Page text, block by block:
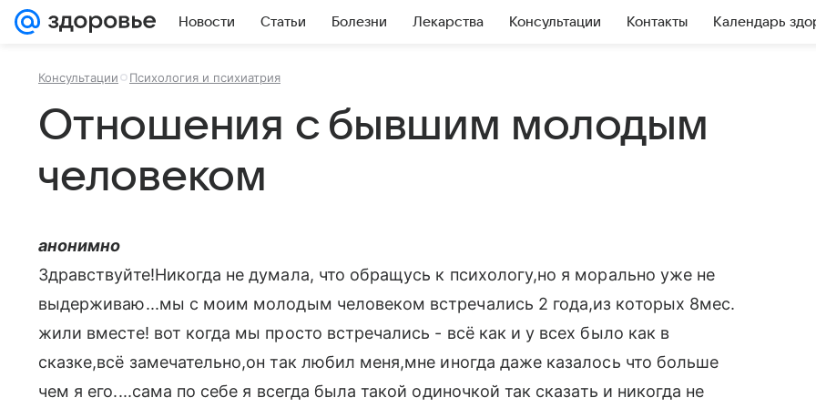
Новости Статьи Болезни Лекарства Консультации Контакты Календарь
Консультации Психология и психиатрия
Отношения с бывшим молодым
человеком
анонимно
Здравствуйте!Никогда не думала, что обращусь к психологу,но я морально уже не
выдерживаю...мы с моим молодым человеком встречались 2 года,из которых 8мес.
жили вместе! вот когда мы просто встречались - всё как и у всех было как в
сказке,всё замечательно,он так любил меня,мне иногда даже казалось что больше
чем я его....сама по себе я всегда была такой одиночкой так сказать и никогда не